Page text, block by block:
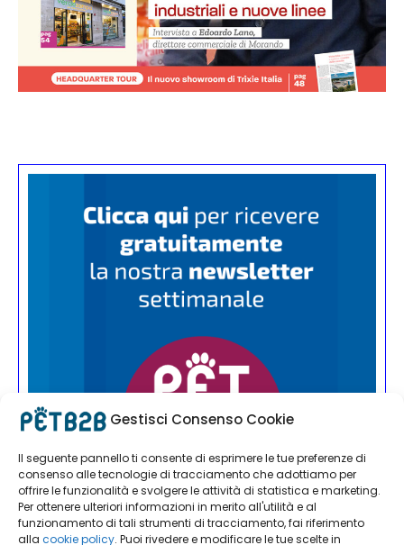
Gestisci Consenso Cookie
Il seguente pannello ti consente di esprimere le tue preferenze di
consenso alle tecnologie di tracciamento che adottiamo per
offrire le funzionalità e svolgere le attività di statistica e marketing.
Per ottenere ulteriori informazioni in merito all'utilità e al
funzionamento di tali strumenti di tracciamento, fai riferimento
alla cookie policy. Puoi rivedere e modificare le tue scelte in